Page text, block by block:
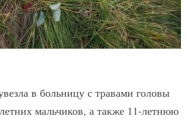
в больницу с травами головы
мальчиков, а также 11-летнюю